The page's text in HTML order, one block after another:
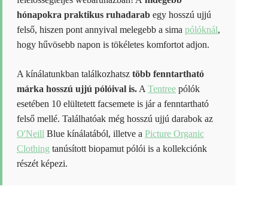
választhatók
ki
hónapokra praktikus ruhadarab egy hosszú ujjú
felső, hiszen pont annyival melegebb a sima pólóknál,
hogy hűvösebb napon is tökéletes komfortot adjon.
A kínálatunkban találkozhatsz több fenntartható
márka hosszú ujjú pólóival is. A Tentree pólók
esetében 10 elültetett facsemete is jár a fenntartható
felső mellé. Találhatóak még hosszú ujjú darabok az
O'Neill Blue kínálatából, illetve a Picture Organic
Clothing tanúsított biopamut pólói is a kollekciónk
részét képezi.